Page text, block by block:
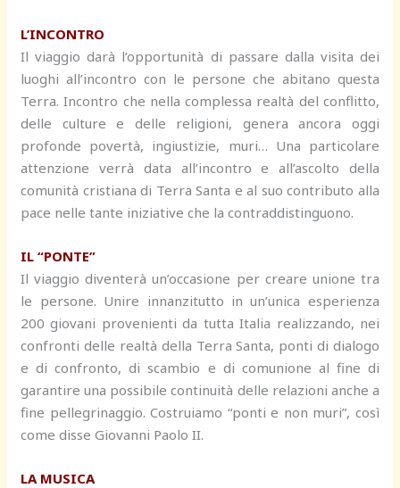
L’INCONTRO
Il viaggio darà l’opportunità di passare dalla visita dei
luoghi all’incontro con le persone che abitano questa
Terra. Incontro che nella complessa realtà del conflitto,
delle culture e delle religioni, genera ancora oggi
profonde povertà, ingiustizie, muri… Una particolare
attenzione verrà data all’incontro e all’ascolto della
comunità cristiana di Terra Santa e al suo contributo alla
pace nelle tante iniziative che la contraddistinguono.
IL “PONTE”
Il viaggio diventerà un’occasione per creare unione tra
le persone. Unire innanzitutto in un’unica esperienza
200 giovani provenienti da tutta Italia realizzando, nei
confronti delle realtà della Terra Santa, ponti di dialogo
e di confronto, di scambio e di comunione al fine di
garantire una possibile continuità delle relazioni anche a
fine pellegrinaggio. Costruiamo “ponti e non muri”, così
come disse Giovanni Paolo II.
LA MUSICA